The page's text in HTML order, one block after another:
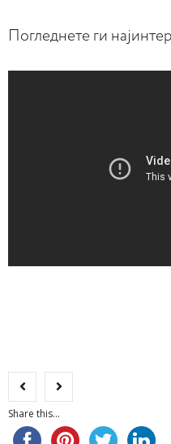
Погледнете ги
Share this...